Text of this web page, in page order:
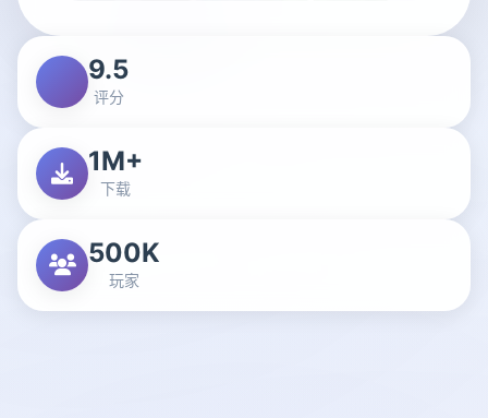
9.5
评分
1M+
下载
500K
玩家